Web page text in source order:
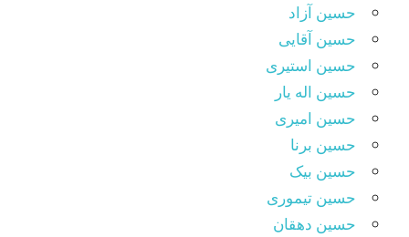
حسین آزاد
حسین آقایی
حسین استیری
حسین اله یار
حسین امیری
حسین برنا
حسین بیک
حسین تیموری
حسین دهقان